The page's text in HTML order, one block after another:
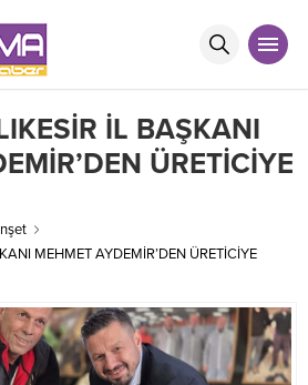
İL BAŞKANI
ÜRETİCİYE
MEHMET AYDEMİR’DEN ÜRETİCİYE